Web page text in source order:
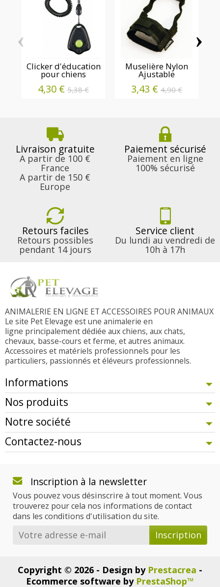
Clicker d'éducation
pour chiens
4,30 € 5,38 €
Muselière Nylon
Ajustable
3,43 € 4,90 €
‹ ›
Livraison gratuite
A partir de 100 €
France
A partir de 150 €
Europe
Paiement sécurisé
Paiement en ligne
100% sécurisé
Retours faciles
Retours possibles
pendant 14 jours
Service client
Du lundi au vendredi de
10h à 17h
ANIMALERIE EN LIGNE ET ACCESSOIRES POUR ANIMAUX
Le site Pet Elevage est une animalerie en
ligne principalement dédiée aux chiens, aux chats,
chevaux, basse-cours et ferme, et autres animaux.
Accessoires et matériels professionnels pour les
particuliers, passionnés et éléveurs professionnels.
Informations
Nos produits
Notre société
Contactez-nous
Inscription à la newsletter
Vous pouvez vous désinscrire à tout moment. Vous
trouverez pour cela nos informations de contact
dans les conditions d'utilisation du site.
Copyright © 2026 - Design by Prestacrea -
Ecommerce software by PrestaShop™